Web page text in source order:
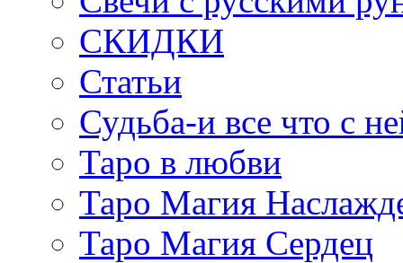
СКИДКИ
Статьи
Судьба-и все что с
Таро в любви
Таро Магия
Таро Магия Сердец